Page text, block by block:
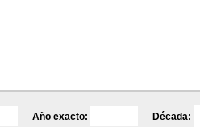
Año exacto: Década: